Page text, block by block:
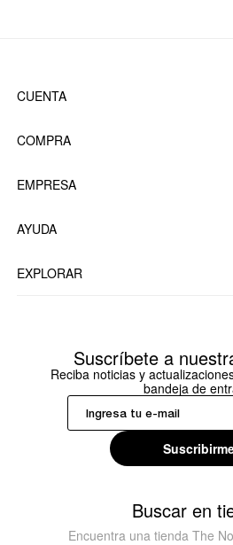
CUENTA
COMPRA
EMPRESA
AYUDA
EXPLORAR
Suscríbete a
Reciba noticias y
bandeja de
Buscar en
Encuentra una tienda The